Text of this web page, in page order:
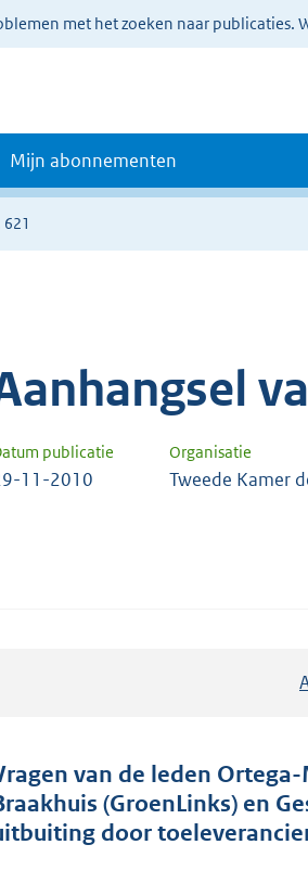
met het zoeken naar publicaties.
Mijn abonnementen
publicatie Organisatie
11-2010 Tweede Kamer
van de leden
(GroenLinks) en
door